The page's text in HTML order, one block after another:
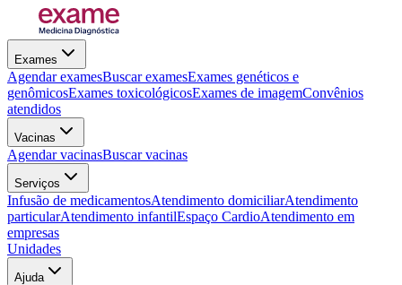
Exames
Agendar examesBuscar examesExames genéticos e
genômicosExames toxicológicosExames de imagemConvênios
atendidos
Vacinas
Agendar vacinasBuscar vacinas
Serviços
Infusão de medicamentosAtendimento domiciliarAtendimento
particularAtendimento infantilEspaço CardioAtendimento em
empresas
Unidades
Ajuda